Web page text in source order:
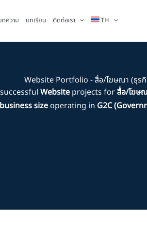
ทความ บทเรียน ติดต่อเรา TH
Website Portfolio - สื่อ/โฆษณา (ธุรกิ
Website projects forสื่อ/โฆษ
business sizeoperating in G2C